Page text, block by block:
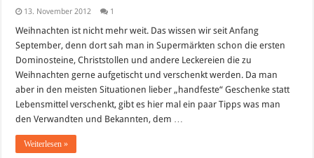
13. November 2012 1
Weihnachten ist nicht mehr weit. Das wissen wir seit Anfang
September, denn dort sah man in Supermärkten schon die ersten
Dominosteine, Christstollen und andere Leckereien die zu
Weihnachten gerne aufgetischt und verschenkt werden. Da man
aber in den meisten Situationen lieber „handfeste“ Geschenke statt
Lebensmittel verschenkt, gibt es hier mal ein paar Tipps was man
den Verwandten und Bekannten, dem …
Weiterlesen »